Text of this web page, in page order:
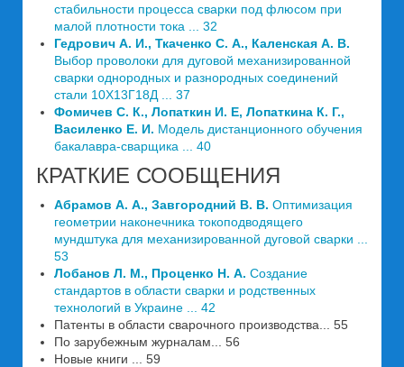
стабильности процесса сварки под флюсом при
малой плотности тока ... 32
Гедрович А. И., Ткаченко С. А., Каленская А. В.
Выбор проволоки для дуговой механизированной
сварки однородных и разнородных соединений
стали 10Х13Г18Д ... 37
Фомичев С. К., Лопаткин И. Е, Лопаткина К. Г.,
Василенко Е. И. Модель дистанционного обучения
бакалавра-сварщика ... 40
КРАТКИЕ СООБЩЕНИЯ
Абрамов А. А., Завгородний В. В. Оптимизация
геометрии наконечника токоподводящего
мундштука для механизированной дуговой сварки ...
53
Лобанов Л. М., Проценко Н. А. Создание
стандартов в области сварки и родственных
технологий в Украине ... 42
Патенты в области сварочного производства... 55
По зарубежным журналам... 56
Новые книги ... 59